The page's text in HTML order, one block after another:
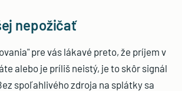
nepožičať
pre vás lákavé preto, že príjem v
alebo je príliš neistý, je to skôr signál
spoľahlivého zdroja na splátky sa